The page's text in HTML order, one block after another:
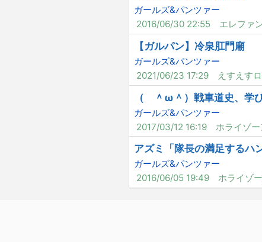
ガールズ&パンツァー
2016/06/30 22:55
エレファ
【ガルパン】冷泉肛門廟
ガールズ&パンツァー
2021/06/23 17:29
えすえす
（ ＾ω＾）戦車道史、学
ガールズ&パンツァー
2017/03/12 16:19
ホライゾー
アズミ「隊長の満足するハ
ガールズ&パンツァー
2016/06/05 19:49
ホライゾ